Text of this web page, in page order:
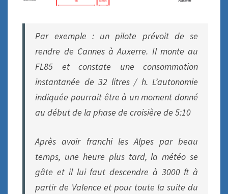
Par exemple : un pilote prévoit de se
rendre de Cannes à Auxerre. Il monte au
FL85 et constate une consommation
instantanée de 32 litres / h. L’autonomie
indiquée pourrait être à un moment donné
au début de la phase de croisière de 5:10
Après avoir franchi les Alpes par beau
temps, une heure plus tard, la météo se
gâte et il lui faut descendre à 3000 ft à
partir de Valence et pour toute la suite du